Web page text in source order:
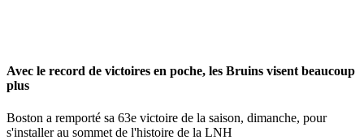
Avec le record de victoires en poche, les Bruins visent beaucoup
plus
Boston a remporté sa 63e victoire de la saison, dimanche, pour
s'installer au sommet de l'histoire de la LNH